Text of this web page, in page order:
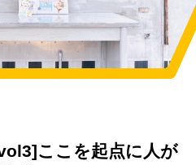
ここを起点に人が